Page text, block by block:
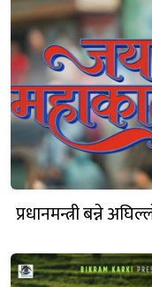
प्रधानमन्त्री बन्ने